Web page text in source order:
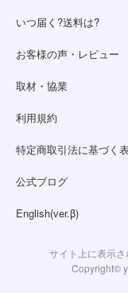
いつ届く?送料は?
お客様の声・レビュー
取材・協業
利用規約
特定商取引法に基づく
公式ブログ
English(ver.β)
サイト上に表示さ
Copyright©